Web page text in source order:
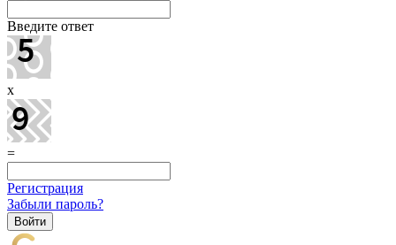
Введите ответ
x
=
Регистрация
Забыли пароль?